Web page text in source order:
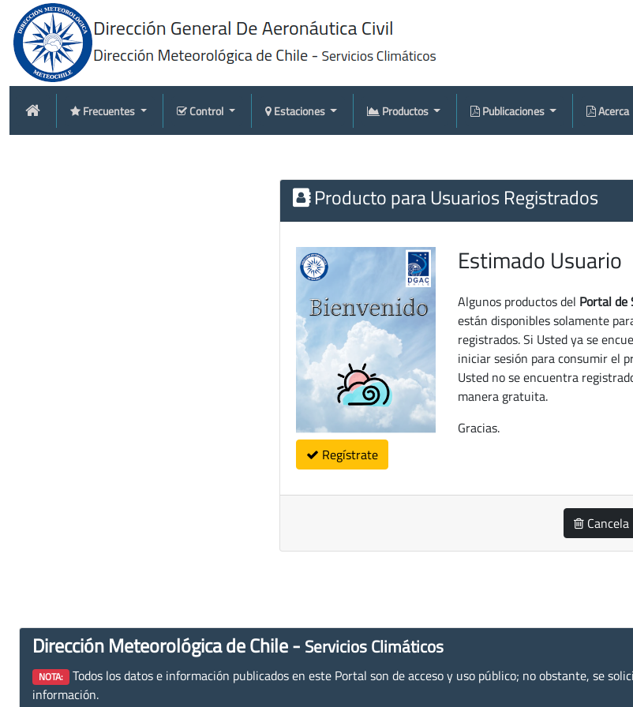
Frecuentes Control Estaciones Productos Publicaciones Acerca
Producto para Usuarios Registrados
Regístrate
Estimado Usuario
Algunos productos del Portal de
están disponibles solamente
registrados. Si Usted ya se
iniciar sesión para consumir el
Usted no se encuentra
manera gratuita.
Gracias.
Cancela
Dirección Meteorológica de Chile - Servicios Climáticos
NOTA: Todos los datos e información publicados en este Portal son de acceso y uso público; no obstante, se
información.